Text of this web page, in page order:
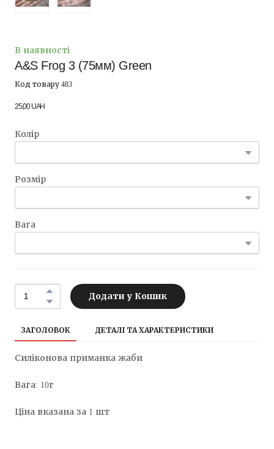
В наявності
A&S Frog 3 (75мм) Green
Код товару 483
25,00 UAH
Колір
Розмір
Вага
Додати у Кошик
ЗАГОЛОВОК ДЕТАЛІ ТА ХАРАКТЕРИСТИКИ
Силіконова приманка жаби
Вага: 10г
Ціна вказана за 1 шт